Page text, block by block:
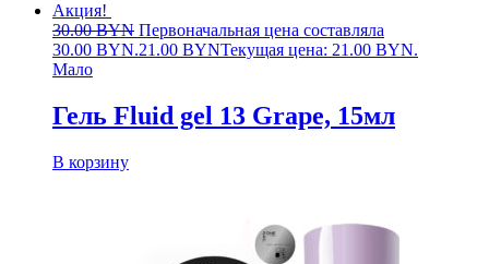
Акция!
30.00BYN Первоначальная цена составляла
30.00 BYN.21.00 BYNТекущая цена: 21.00 BYN.
Мало
Гель Fluid gel 13 Grape, 15мл
В корзину